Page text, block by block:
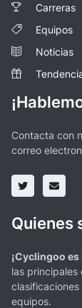
Carreras
Equipos
Noticias
Contacta con
correo
Quienes
¡Cyclingoo
las principales
equipos.